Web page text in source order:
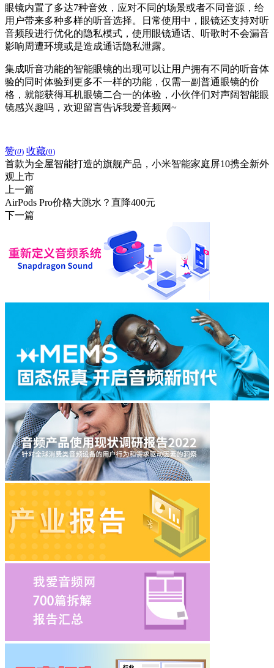
眼镜内置了多达7种音效，应对不同的场景或者不同音源，给
用户带来多种多样的听音选择。日常使用中，眼镜还支持对听
音频段进行优化的隐私模式，使用眼镜通话、听歌时不会漏音
影响周遭环境或是造成通话隐私泄露。
集成听音功能的智能眼镜的出现可以让用户拥有不同的听音体
验的同时体验到更多不一样的功能， 仅需一副普通眼镜的价
格，就能获得耳机眼镜二合一的体验， 小伙伴们对声阔智能眼
镜感兴趣吗，欢迎留言告诉我爱音频网~
赞(0) 收藏(0)
首款为全屋智能打造的旗舰产品，小米智能家庭屏10携全新外
观上市
上一篇
AirPods Pro价格大跳水？直降400元
下一篇